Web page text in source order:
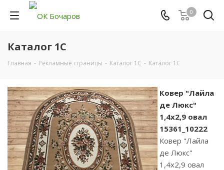
0
Каталог 1С
Главная - Рекламные страницы - Каталог 1С - Каталог 1С
Ковер "Лайла
де Люкс"
1,4х2,9 овал
15361_10222
Ковер "Лайла
де Люкс"
1,4х2,9 овал